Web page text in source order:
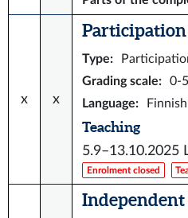
x x
Participation
Type:
Grading scale:
0-5
Language: Finnish
Teaching
5.9–13.10.2025
Enrolment closed
Independent